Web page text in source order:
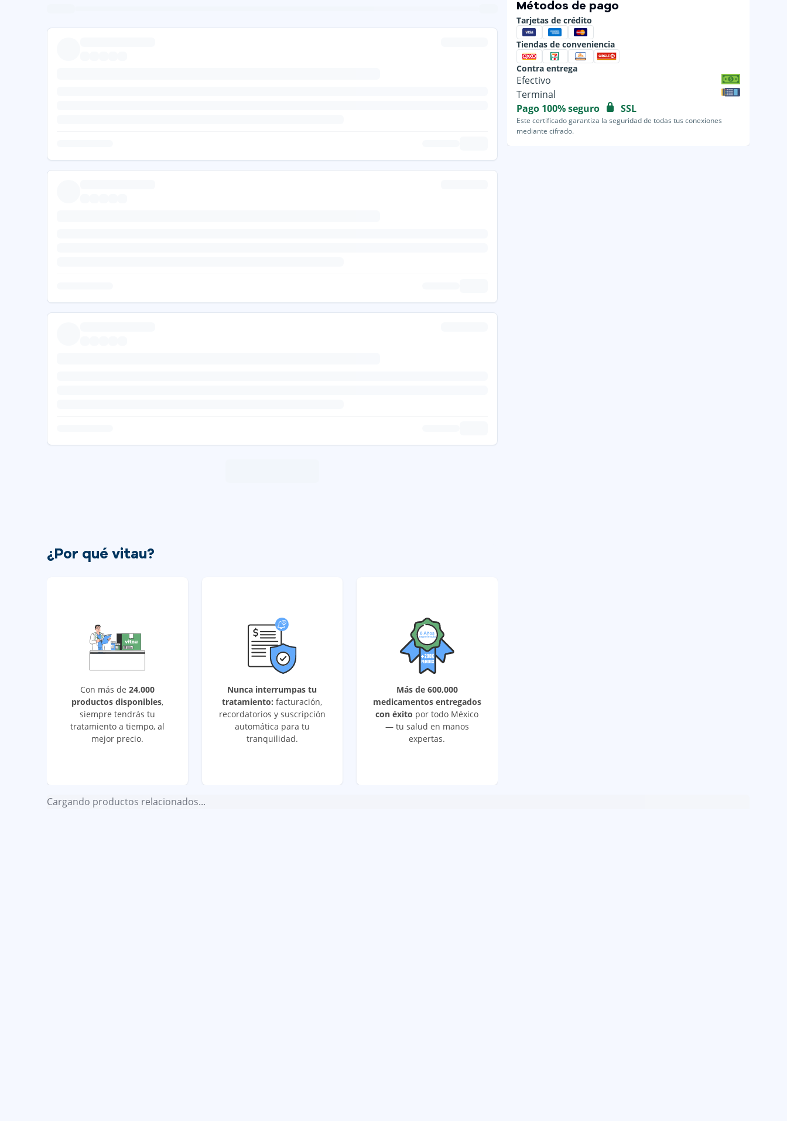
Métodos de pago
Tarjetas de crédito
Tiendas de conveniencia
Contra entrega
Efectivo
Terminal
Pago 100% seguro
SSL
Este certificado garantiza la seguridad de todas tus conexiones
mediante cifrado.
¿Por qué vitau?
Con más de 24,000
productos disponibles,
siempre tendrás tu
tratamiento a tiempo, al
mejor precio.
Nunca interrumpas tu
tratamiento: facturación,
recordatorios y suscripción
automática para tu
tranquilidad.
Más de 600,000
medicamentos entregados
con éxito por todo México
— tu salud en manos
expertas.
Cargando productos relacionados...